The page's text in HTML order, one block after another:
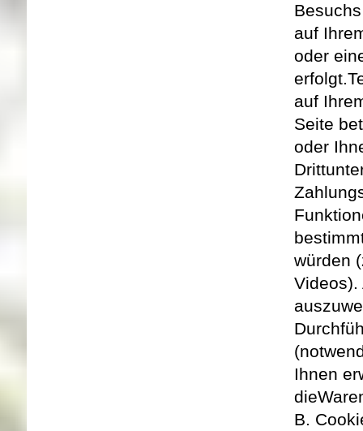
auf
oder
erfolgt.
auf
Seite
oder
würden
Ihnen
die
B.